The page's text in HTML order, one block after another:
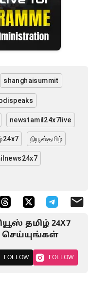
shanghaisummit
newstamil24x7live
நியூஸ்தமிழ்
தமிழ் 24X7
செய்யுங்கள்
FOLLOW FOLLOW